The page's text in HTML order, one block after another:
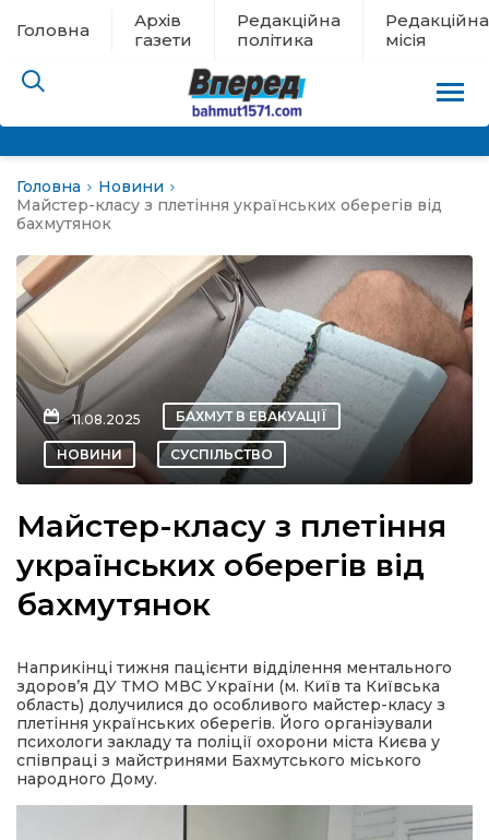
Головна
Архів
газети
Редакційна
політика
Редакційна
місія
евакуації
новини
політика
місія
Головна
Новини
Майстер-класу з плетіння українських оберегів від
бахмутянок
11.08.2025 БАХМУТ В ЕВАКУАЦІЇ
НОВИНИ СУСПІЛЬСТВО
Майстер-класу з плетіння
українських оберегів від
бахмутянок
Наприкінці тижня пацієнти відділення ментального
здоров’я ДУ ТМО МВС України (м. Київ та Київська
область) долучилися до особливого майстер-класу з
плетіння українських оберегів. Його організували
психологи закладу та поліції охорони міста Києва у
співпраці з майстринями Бахмутського міського
народного Дому.